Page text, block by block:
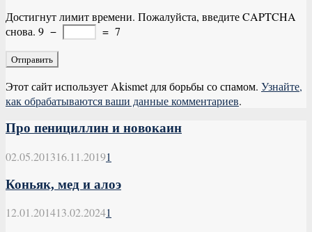
Достигнут лимит времени. Пожалуйста, введите CAPTCHA
снова. 9 − = 7
Этот сайт использует Akismet для борьбы со спамом. Узнайте,
как обрабатываются ваши данные комментариев.
Про пенициллин и новокаин
02.05.201316.11.20191
Коньяк, мед и алоэ
12.01.201413.02.20241